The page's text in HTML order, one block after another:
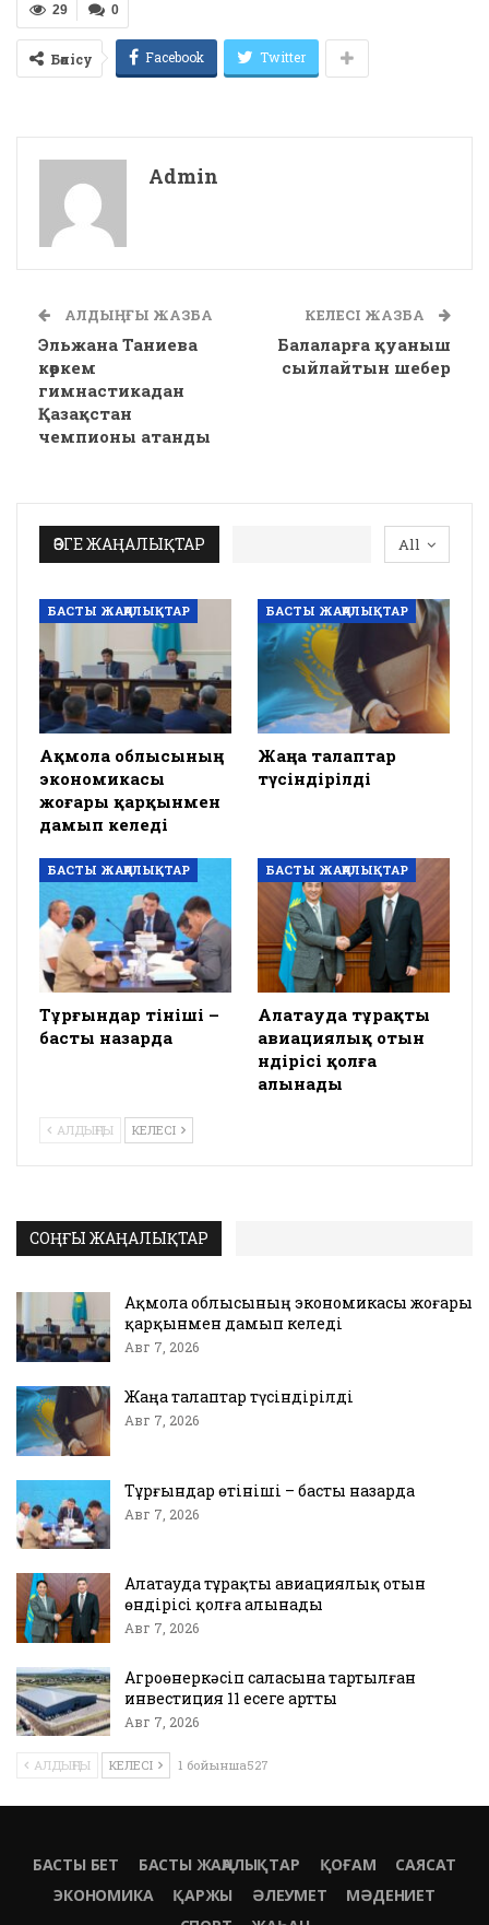
0
29
Бөлісу Facebook Twitter
Admin
АЛДЫҢҒЫ ЖАЗБА
Эльжана Таниева
көркем
гимнастикадан
Қазақстан
чемпионы атанды
КЕЛЕСІ ЖАЗБА
Балаларға қуаныш
сыйлайтын шебер
All
ӨЗГЕ ЖАҢАЛЫҚТАР
БАСТЫ ЖАҢАЛЫҚТАР
Ақмола облысының
экономикасы
жоғары қарқынмен
дамып келеді
БАСТЫ ЖАҢАЛЫҚТАР
Жаңа талаптар
түсіндірілді
БАСТЫ ЖАҢАЛЫҚТАР
Тұрғындар өтініші –
басты назарда
БАСТЫ ЖАҢАЛЫҚТАР
Алатауда тұрақты
авиациялық отын
өндірісі қолға
алынады
АЛДЫҢҒЫ КЕЛЕСІ
СОҢҒЫ ЖАҢАЛЫҚТАР
Ақмола облысының экономикасы жоғары
қарқынмен дамып келеді
Авг 7, 2026
Жаңа талаптар түсіндірілді
Авг 7, 2026
Тұрғындар өтініші – басты назарда
Авг 7, 2026
Алатауда тұрақты авиациялық отын
өндірісі қолға алынады
Авг 7, 2026
Агроөнеркәсіп саласына тартылған
инвестиция 11 есеге артты
Авг 7, 2026
АЛДЫҢҒЫ КЕЛЕСІ 1 бойынша527
БАСТЫ БЕТ БАСТЫ ЖАҢАЛЫҚТАР ҚОҒАМ
САЯСАТ
ЭКОНОМИКА
ҚАРЖЫ ӘЛЕУМЕТ
МӘДЕНИЕТ